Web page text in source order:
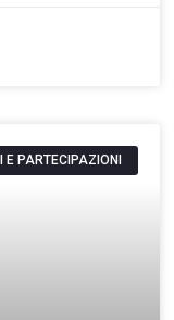
E PARTECIPAZIONI